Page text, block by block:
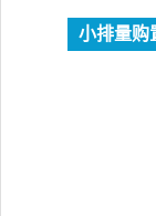
小排量购